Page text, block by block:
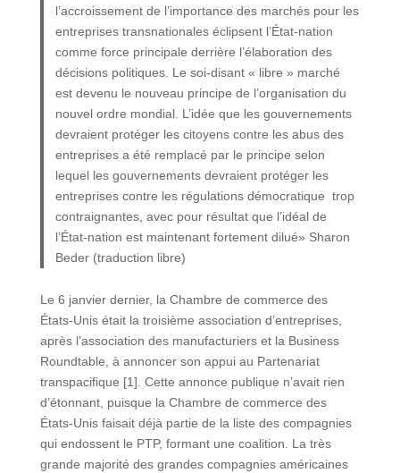
l’accroissement de l’importance des marchés pour les
entreprises transnationales éclipsent l’État-nation
comme force principale derrière l’élaboration des
décisions politiques. Le soi-disant « libre » marché
est devenu le nouveau principe de l’organisation du
nouvel ordre mondial. L’idée que les gouvernements
devraient protéger les citoyens contre les abus des
entreprises a été remplacé par le principe selon
lequel les gouvernements devraient protéger les
entreprises contre les régulations démocratique trop
contraignantes, avec pour résultat que l’idéal de
l’État-nation est maintenant fortement dilué» Sharon
Beder (traduction libre)
Le 6 janvier dernier, la Chambre de commerce des
États-Unis était la troisième association d’entreprises,
après l’association des manufacturiers et la Business
Roundtable, à annoncer son appui au Partenariat
transpacifique [1]. Cette annonce publique n’avait rien
d’étonnant, puisque la Chambre de commerce des
États-Unis faisait déjà partie de la liste des compagnies
qui endossent le PTP, formant une coalition. La très
grande majorité des grandes compagnies américaines